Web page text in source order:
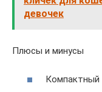
девочек
Плюсы и минусы
Компактный